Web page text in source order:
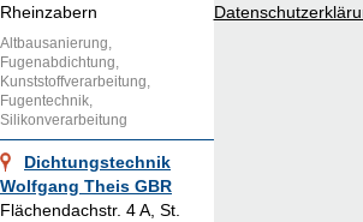
Rheinzabern
Altbausanierung,
Fugenabdichtung,
Kunststoffverarbeitung,
Fugentechnik,
Silikonverarbeitung
Dichtungstechnik
Wolfgang Theis GBR
Flächendachstr. 4 A, St.